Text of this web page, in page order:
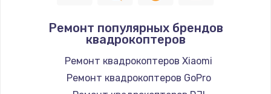
Ремонт популярных брендов
квадрокоптеров
Ремонт квадрокоптеров Xiaomi
Ремонт квадрокоптеров GoPro